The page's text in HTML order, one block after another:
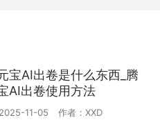
宝AI出卷是什么东西_腾
AI出卷使用方法
11-05 作者：XXD